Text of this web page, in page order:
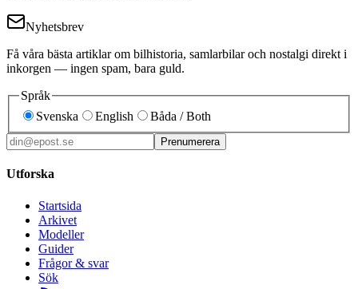
Nyhetsbrev
Få våra bästa artiklar om bilhistoria, samlarbilar och nostalgi direkt i
inkorgen — ingen spam, bara guld.
Språk
Svenska
English Båda / Both
Prenumerera
Utforska
Startsida
Arkivet
Modeller
Guider
Frågor & svar
Sök